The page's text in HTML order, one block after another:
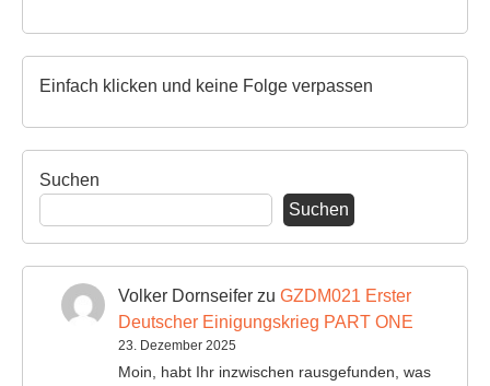
Einfach klicken und keine Folge verpassen
Suchen
Suchen
Volker Dornseifer zu GZDM021 Erster
Deutscher Einigungskrieg PART ONE
23. Dezember 2025
Moin, habt Ihr inzwischen rausgefunden, was